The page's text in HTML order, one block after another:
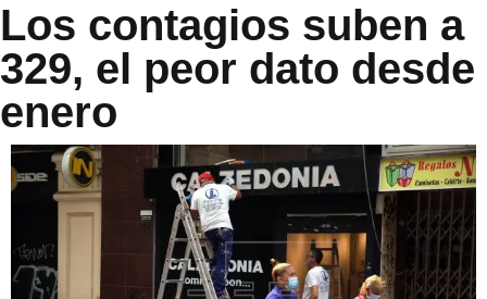
Los contagios suben a
329, el peor dato desde
enero